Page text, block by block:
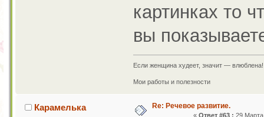
картинках то
вы
Если женщина худеет, значит —
Мои работы и полезности
Карамелька Re: Речевое развитие.
« Ответ #63 : 29